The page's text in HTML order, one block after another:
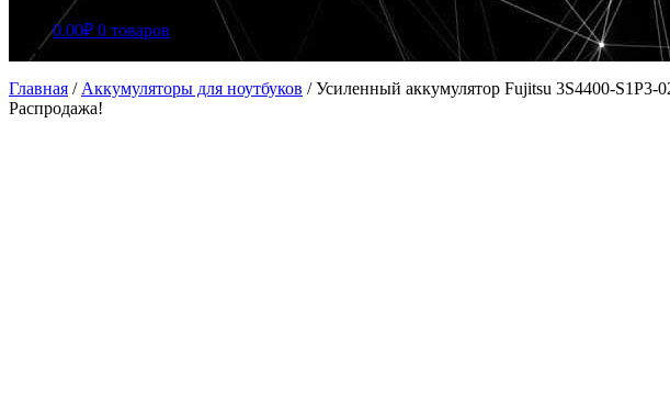
0.00₽ 0 товаров
Главная / Аккумуляторы для ноутбуков /Усиленный аккумулятор Fujitsu 3S4400-S1P3-
Распродажа!